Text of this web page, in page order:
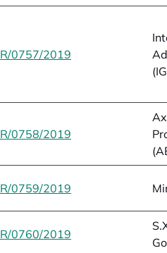
R/0757/2019 opens in a new
R/0758/2019 opens in a new
R/0759/2019 opens in a new
R/0760/2019 opens in a new